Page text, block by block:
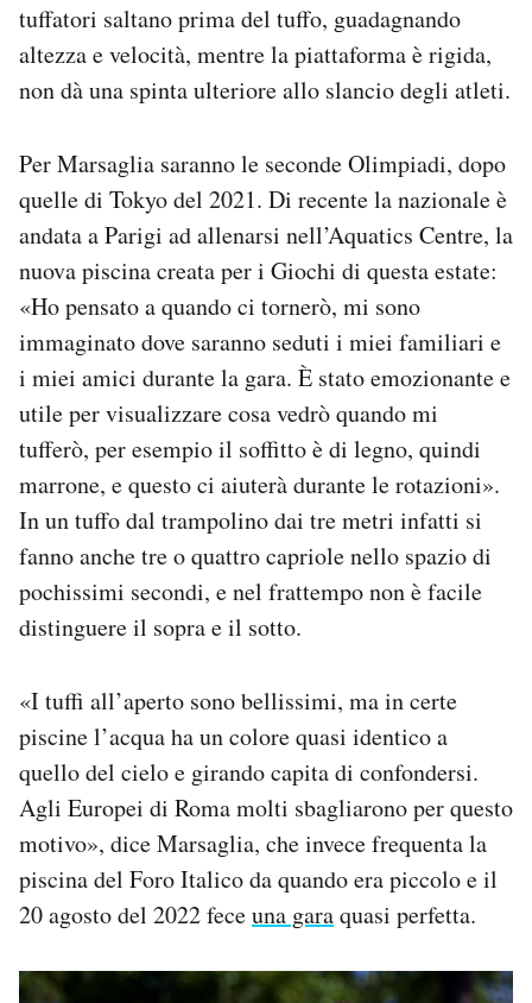
tuffatori saltano prima del tuffo, guadagnando
altezza e velocità, mentre la piattaforma è rigida,
non dà una spinta ulteriore allo slancio degli atleti.
Per Marsaglia saranno le seconde Olimpiadi, dopo
quelle di Tokyo del 2021. Di recente la nazionale è
andata a Parigi ad allenarsi nell’Aquatics Centre, la
nuova piscina creata per i Giochi di questa estate:
«Ho pensato a quando ci tornerò, mi sono
immaginato dove saranno seduti i miei familiari e
i miei amici durante la gara. È stato emozionante e
utile per visualizzare cosa vedrò quando mi
tufferò, per esempio il soffitto è di legno, quindi
marrone, e questo ci aiuterà durante le rotazioni».
In un tuffo dal trampolino dai tre metri infatti si
fanno anche tre o quattro capriole nello spazio di
pochissimi secondi, e nel frattempo non è facile
distinguere il sopra e il sotto.
«I tuffi all’aperto sono bellissimi, ma in certe
piscine l’acqua ha un colore quasi identico a
quello del cielo e girando capita di confondersi.
Agli Europei di Roma molti sbagliarono per questo
motivo», dice Marsaglia, che invece frequenta la
piscina del Foro Italico da quando era piccolo e il
20 agosto del 2022 feceuna garaquasi perfetta.